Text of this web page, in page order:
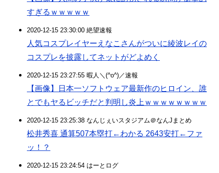
すぎるｗｗｗｗｗ
2020-12-15 23:30:00 絶望速報
人気コスプレイヤーえなこさんがついに綾波レイの
コスプレを披露してネットがどよめく
2020-12-15 23:27:55 暇人＼(^o^)／速報
【画像】日本一ソフトウェア最新作のヒロイン、誰
とでもヤるビッチだと判明し炎上ｗｗｗｗｗｗｗｗ
2020-12-15 23:25:38 なんじぇいスタジアム＠なんJまとめ
松井秀喜 通算507本塁打←わかる 2643安打←ファ
ッ！？
2020-12-15 23:24:54 はーとログ